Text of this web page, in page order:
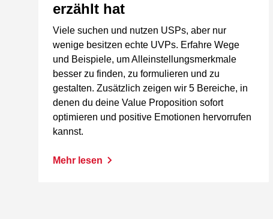
erzählt hat
Viele suchen und nutzen USPs, aber nur
wenige besitzen echte UVPs. Erfahre Wege
und Beispiele, um Alleinstellungsmerkmale
besser zu finden, zu formulieren und zu
gestalten. Zusätzlich zeigen wir 5 Bereiche, in
denen du deine Value Proposition sofort
optimieren und positive Emotionen hervorrufen
kannst.
Mehr lesen